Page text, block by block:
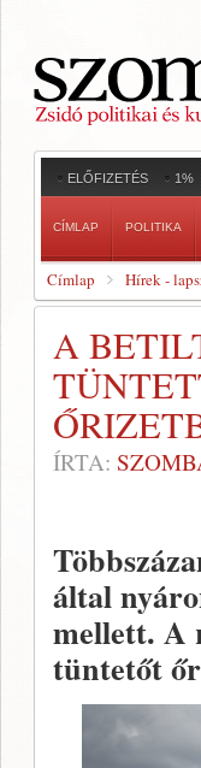
ELŐFIZETÉS 1%
CÍMLAP POLITIKA
Címlap Hírek -
A
ÍRTA:
által
mellett. A
tüntetőt